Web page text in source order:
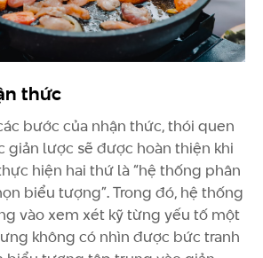
thức
bước của nhận thức, thói quen
giản lược sẽ được hoàn thiện khi
hiện hai thứ là “hệ thống phân
biểu tượng”. Trong đó, hệ thống
vào xem xét kỹ từng yếu tố một
không có nhìn được bức tranh